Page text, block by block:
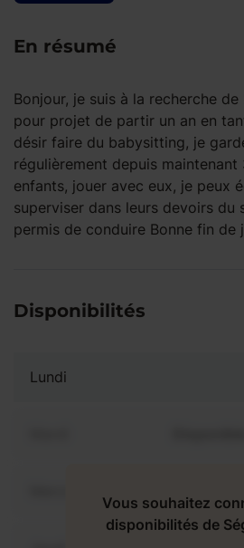
En résumé
Bonjour, je suis à la recherche
pour projet de partir un an en
désir faire du babysitting, je
régulièrement depuis
enfants, jouer avec eux, je peux
superviser dans leurs devoirs du
permis de conduire Bonne fin de
Disponibilités
Lundi
Vous souhaitez
disponibilités de